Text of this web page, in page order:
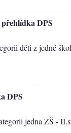
DPS
děti z jedné
DPS
jedna ZŠ -